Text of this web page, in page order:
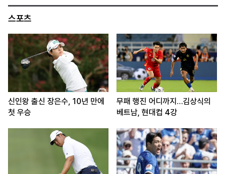
스포츠
신인왕 출신 장은수, 10년 만에
첫 우승
무패 행진 어디까지…김상식의
베트남, 현대컵 4강